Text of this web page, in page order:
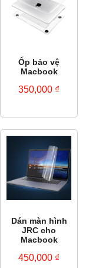
Ốp bảo vệ
Macbook
350,000 ₫
Dán màn hình
JRC cho
Macbook
450,000 ₫